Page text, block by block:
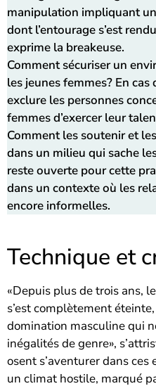
manipulation impliquant
dont l’entourage s’est
exprime la breakeuse.
Comment sécuriser un
les jeunes femmes? En cas
exclure les personnes
femmes d’exercer leur
Comment les soutenir et
dans un milieu qui sache
reste ouverte pour cette
dans un contexte où les
encore informelles.
Technique et
«Depuis plus de trois ans,
s’est complètement
domination masculine qui
inégalités de genre»,
osent s’aventurer dans
un climat hostile, marqué